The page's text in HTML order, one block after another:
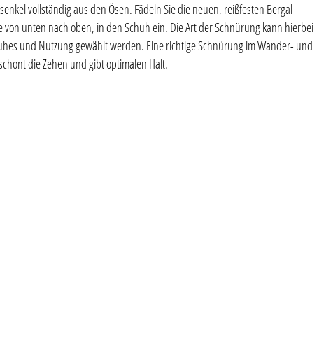
vollständig aus den Ösen. Fädeln Sie die neuen, reißfesten Bergal
von unten nach oben, in den Schuh ein. Die Art der Schnürung kann hierbei
und Nutzung gewählt werden. Eine richtige Schnürung im Wander- und
die Zehen und gibt optimalen Halt.